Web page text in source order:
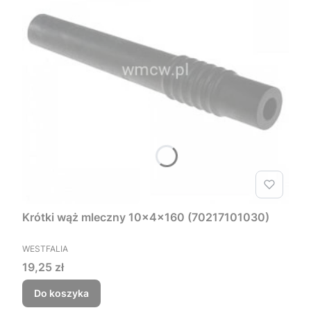
Krótki wąż mleczny 10x4x160 (70217101030)
PRODUCENT
WESTFALIA
Cena
19,25 zł
Do koszyka